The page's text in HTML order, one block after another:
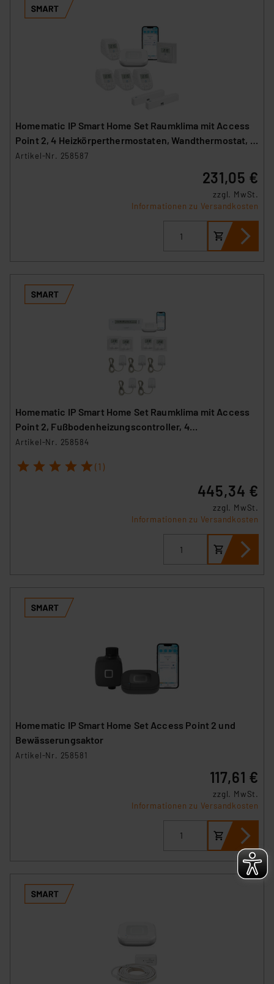
Homematic IP Smart Home Set Raumklima mit Access
Point 2, 4 Heizkörperthermostaten, Wandthermostat, 2
Fenster-Türkontakte
Artikel-Nr. 258587
231,05 €
zzgl. MwSt.
Informationen zu Versandkosten
Homematic IP Smart Home Set Raumklima mit Access
Point 2, Fußbodenheizungscontroller, 4
Wandthermostate und 5 Stellantriebe
Artikel-Nr. 258584
1 2 3 4 5 (1)
445,34 €
zzgl. MwSt.
Informationen zu Versandkosten
Homematic IP Smart Home Set Access Point 2 und
Bewässerungsaktor
Artikel-Nr. 258581
117,61 €
zzgl. MwSt.
Informationen zu Versandkosten